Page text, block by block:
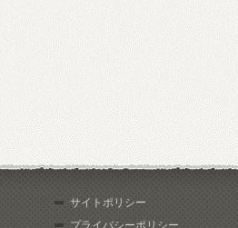
サイトポリシー
プライバシーポリシー